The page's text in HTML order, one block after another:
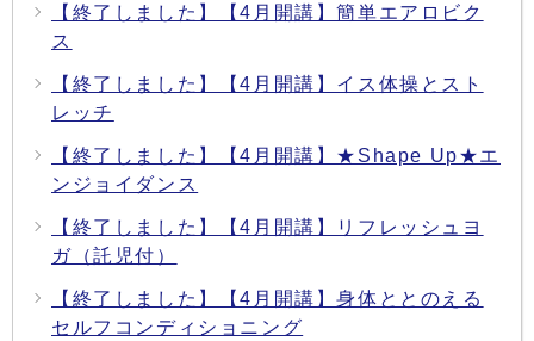
【終了しました】【4月開講】簡単エアロビク
ス
【終了しました】【4月開講】イス体操とスト
レッチ
【終了しました】【4月開講】★Shape Up★エ
ンジョイダンス
【終了しました】【4月開講】リフレッシュヨ
ガ（託児付）
【終了しました】【4月開講】身体ととのえる
セルフコンディショニング